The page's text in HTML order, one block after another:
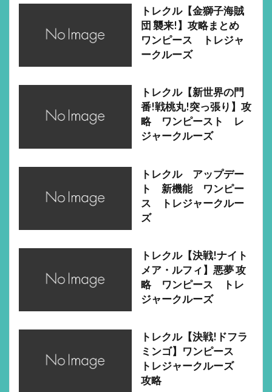
トレクル【金獅子海賊
団 襲来!】攻略まとめ
ワンピース トレジャ
ークルーズ
トレクル【新世界の門
番!戦桃丸!突っ張り】攻
略 ワンピースト レ
ジャークルーズ
トレクル アップデー
ト 新機能 ワンピー
ス トレジャークルー
ズ
トレクル【決戦!ナイト
メア・ルフィ】悪夢 攻
略 ワンピース トレ
ジャークルーズ
トレクル【決戦!ドフラ
ミンゴ】ワンピース
トレジャークルーズ
攻略